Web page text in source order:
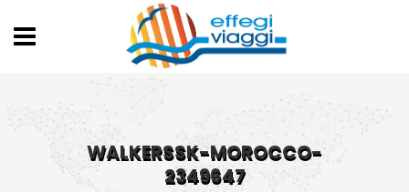
WALKERSSK-MOROCCO-
2349647